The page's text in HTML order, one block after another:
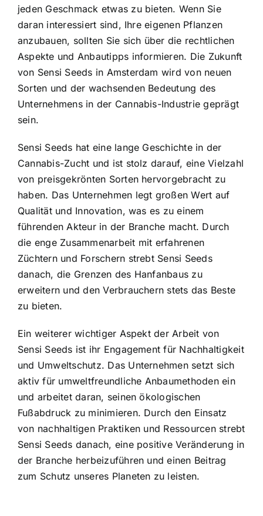
jeden Geschmack etwas zu bieten. Wenn Sie
daran interessiert sind, Ihre eigenen Pflanzen
anzubauen, sollten Sie sich über die rechtlichen
Aspekte und Anbautipps informieren. Die Zukunft
von Sensi Seeds in Amsterdam wird von neuen
Sorten und der wachsenden Bedeutung des
Unternehmens in der Cannabis-Industrie geprägt
sein.
Sensi Seeds hat eine lange Geschichte in der
Cannabis-Zucht und ist stolz darauf, eine Vielzahl
von preisgekrönten Sorten hervorgebracht zu
haben. Das Unternehmen legt großen Wert auf
Qualität und Innovation, was es zu einem
führenden Akteur in der Branche macht. Durch
die enge Zusammenarbeit mit erfahrenen
Züchtern und Forschern strebt Sensi Seeds
danach, die Grenzen des Hanfanbaus zu
erweitern und den Verbrauchern stets das Beste
zu bieten.
Ein weiterer wichtiger Aspekt der Arbeit von
Sensi Seeds ist ihr Engagement für Nachhaltigkeit
und Umweltschutz. Das Unternehmen setzt sich
aktiv für umweltfreundliche Anbaumethoden ein
und arbeitet daran, seinen ökologischen
Fußabdruck zu minimieren. Durch den Einsatz
von nachhaltigen Praktiken und Ressourcen strebt
Sensi Seeds danach, eine positive Veränderung in
der Branche herbeizuführen und einen Beitrag
zum Schutz unseres Planeten zu leisten.